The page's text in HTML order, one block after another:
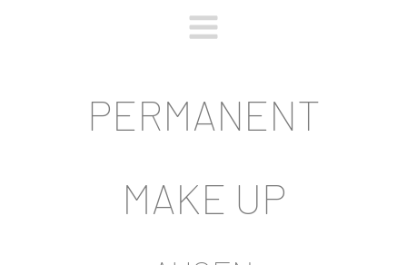
PERMANENT
MAKE UP